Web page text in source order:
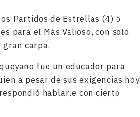
Partidos de Estrellas (4) o
para el Más Valioso, con solo
carpa.
fue un educador para
a pesar de sus exigencias hoy
hablarle con cierto